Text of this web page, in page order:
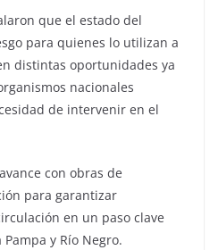
que el estado del
para quienes lo utilizan a
distintas oportunidades ya
nacionales
de intervenir en el
con obras de
para garantizar
en un paso clave
y Río Negro.